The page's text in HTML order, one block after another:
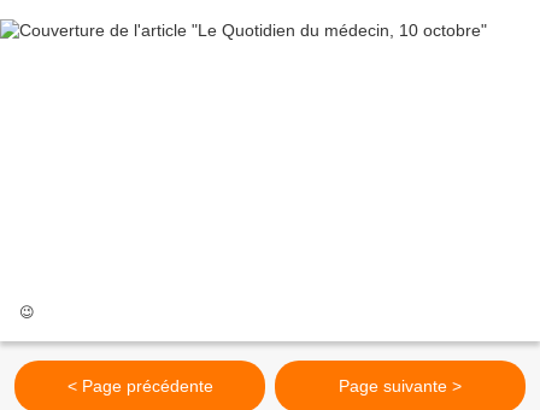
😉
< Page précédente Page suivante >